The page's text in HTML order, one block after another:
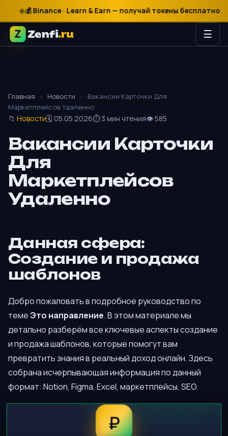
₽
$
€
💰 Binance · Learn & Earn — получай токены бесплатно
Zenfi.ru ☰
Главная › Новости ›
Вакансии Карточки Для
Маркетплейсов Удаленно
📁 Новости🗓 05.05.2026⏱ 3 мин чтения👁 585
Вакансии Карточки
Для
Маркетплейсов
Удаленно
Данная сфера:
Создание и продажа
шаблонов
Добро пожаловать в подробное руководство по
темеЭто направление. В этом материале мы
детально разберём все ключевые аспекты создание
и продажа шаблонов, которые помогут вам
превратить знания в реальный доход онлайн. Здесь
собрана исчерпывающая информация по данный
формат: Notion, Figma, Excel, маркетплейсы, SEO.
₽